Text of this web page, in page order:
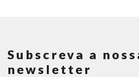
Subscreva a
newsletter